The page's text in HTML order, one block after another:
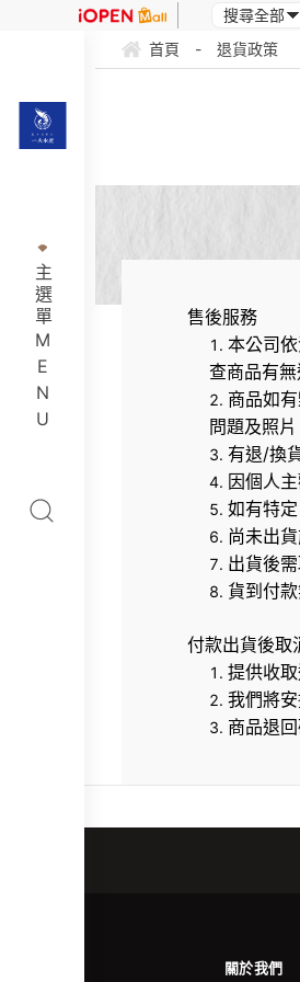
主選單MENU
首頁 - 退貨政策
售後服務
本公司
查商品有
商品如
問題及照
有退/換
因個人
如有特
尚未出
出貨後
貨到付
付款出貨後取
提供收
我們將
商品退
關於我們